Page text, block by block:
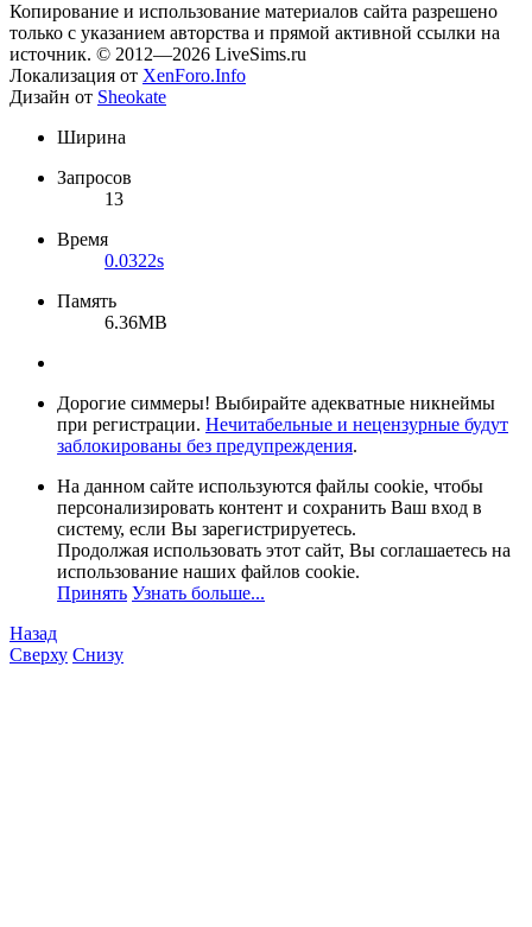
Копирование и использование материалов сайта разрешено
только с указанием авторства и прямой активной ссылки на
источник. © 2012—2026 LiveSims.ru
Локализация от XenForo.Info
Дизайн от Sheokate
Ширина
Запросов
13
Время
0.0322s
Память
6.36MB
Дорогие симмеры! Выбирайте адекватные никнеймы
при регистрации. Нечитабельные и нецензурные будут
заблокированы без предупреждения.
На данном сайте используются файлы cookie, чтобы
персонализировать контент и сохранить Ваш вход в
систему, если Вы зарегистрируетесь.
Продолжая использовать этот сайт, Вы соглашаетесь на
использование наших файлов cookie.
Принять Узнать больше...
Назад
Сверху Снизу